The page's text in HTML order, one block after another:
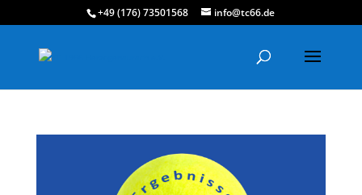
+49 (176) 73501568 info@tc66.de